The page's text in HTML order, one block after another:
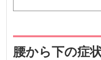
腰から下の症